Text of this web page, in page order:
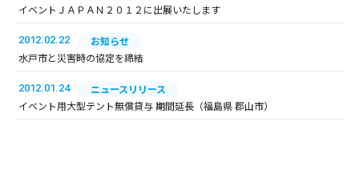
イベントＪＡＰＡＮ２０１２に出展いたします
2012.02.22
お知らせ
水戸市と災害時の協定を締結
2012.01.24
ニュースリリース
イベント用大型テント無償貸与 期間延長（福島県 郡山市）